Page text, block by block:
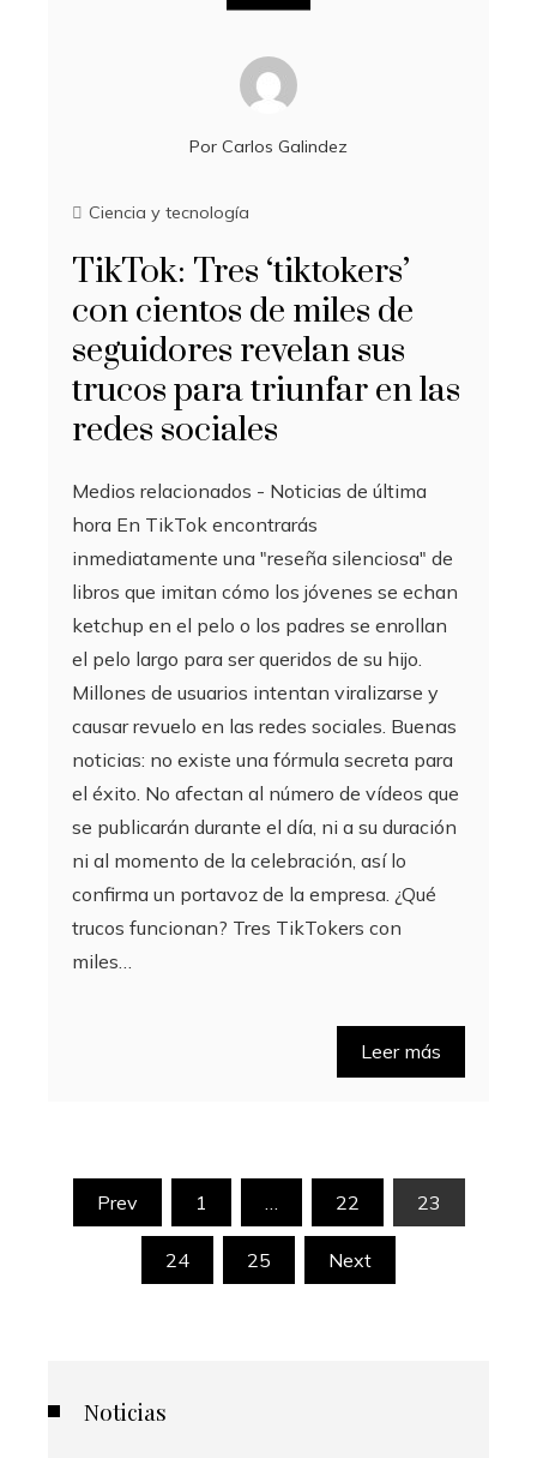
Por Carlos Galindez
Ciencia y tecnología
TikTok: Tres ‘tiktokers’
con cientos de miles de
seguidores revelan sus
trucos para triunfar en las
redes sociales
Medios relacionados - Noticias de última
hora En TikTok encontrarás
inmediatamente una "reseña silenciosa" de
libros que imitan cómo los jóvenes se echan
ketchup en el pelo o los padres se enrollan
el pelo largo para ser queridos de su hijo.
Millones de usuarios intentan viralizarse y
causar revuelo en las redes sociales. Buenas
noticias: no existe una fórmula secreta para
el éxito. No afectan al número de vídeos que
se publicarán durante el día, ni a su duración
ni al momento de la celebración, así lo
confirma un portavoz de la empresa. ¿Qué
trucos funcionan? Tres TikTokers con
miles…
Leer más
Paginación
Prev 1 22 23
24 25 Next
Noticias